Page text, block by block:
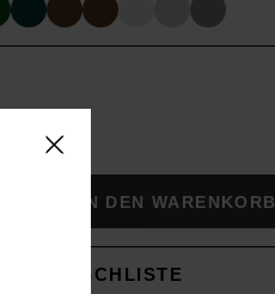
IN DEN WARENKORB
WUNSCHLISTE